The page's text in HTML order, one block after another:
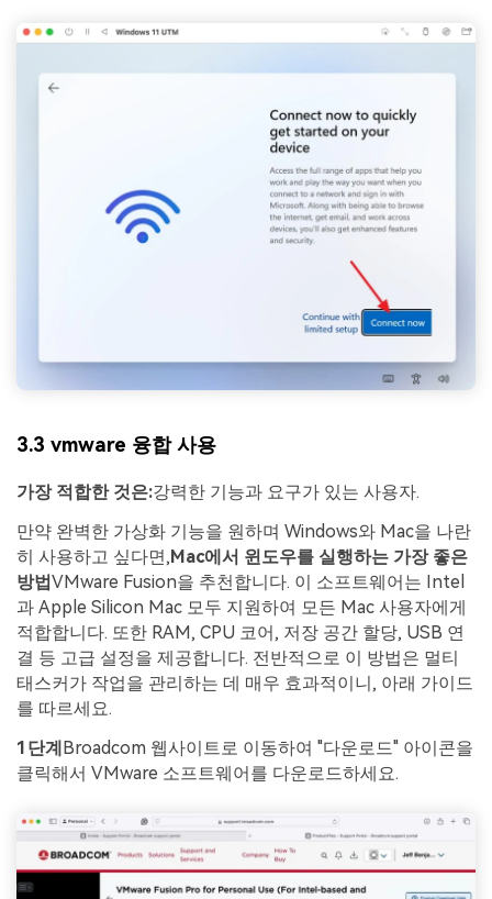
3.3 vmware 융합 사용
가장 적합한 것은:강력한 기능과 요구가 있는 사용자.
만약 완벽한 가상화 기능을 원하며 Windows와 Mac을 나란
히 사용하고 싶다면,Mac에서 윈도우를 실행하는 가장 좋은
방법VMware Fusion을 추천합니다. 이 소프트웨어는 Intel
과 Apple Silicon Mac 모두 지원하여 모든 Mac 사용자에게
적합합니다. 또한 RAM, CPU 코어, 저장 공간 할당, USB 연
결 등 고급 설정을 제공합니다. 전반적으로 이 방법은 멀티
태스커가 작업을 관리하는 데 매우 효과적이니, 아래 가이드
를 따르세요.
1단계Broadcom 웹사이트로 이동하여 "다운로드" 아이콘을
클릭해서 VMware 소프트웨어를 다운로드하세요.